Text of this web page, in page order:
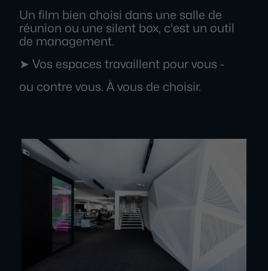
Un film bien choisi dans une salle de
réunion ou une silent box, c'est un outil
de management.
➤ Vos espaces travaillent pour vous -
ou contre vous. À vous de choisir.